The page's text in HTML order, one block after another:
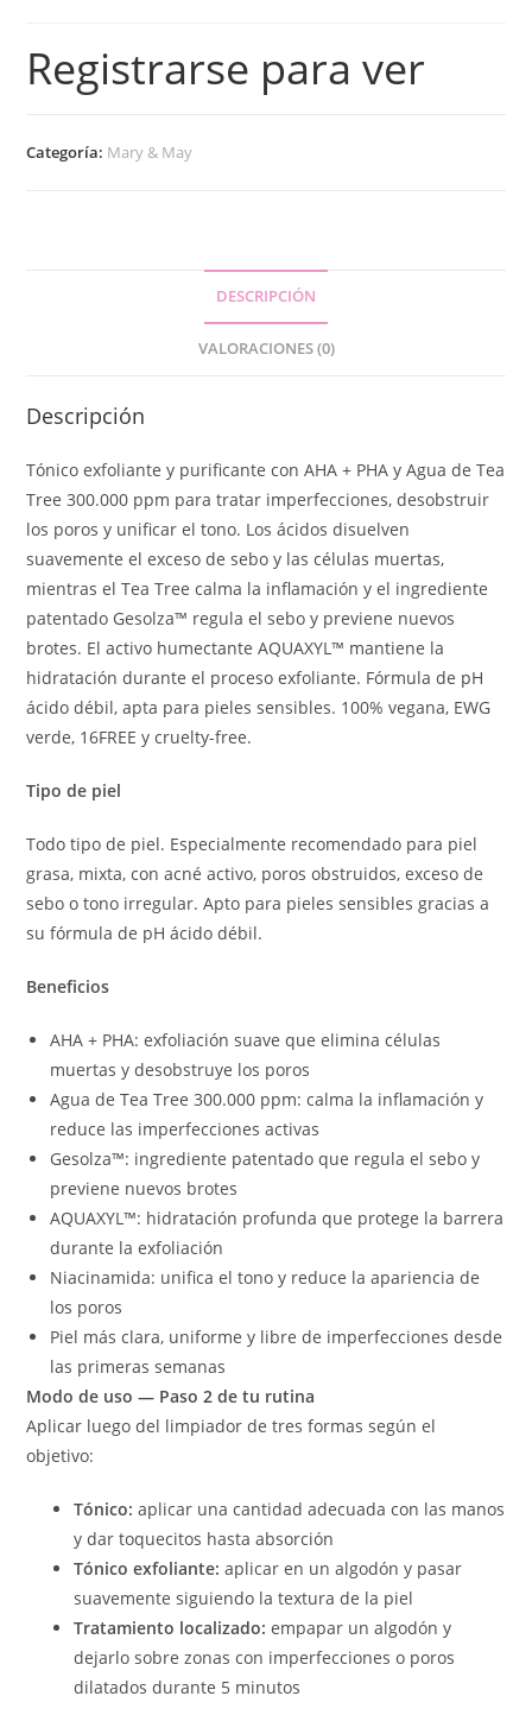
Registrarse para ver
Categoría: Mary & May
DESCRIPCIÓN
VALORACIONES (0)
Descripción
Tónico exfoliante y purificante con AHA + PHA y Agua de Tea
Tree 300.000 ppm para tratar imperfecciones, desobstruir
los poros y unificar el tono. Los ácidos disuelven
suavemente el exceso de sebo y las células muertas,
mientras el Tea Tree calma la inflamación y el ingrediente
patentado Gesolza™ regula el sebo y previene nuevos
brotes. El activo humectante AQUAXYL™ mantiene la
hidratación durante el proceso exfoliante. Fórmula de pH
ácido débil, apta para pieles sensibles. 100% vegana, EWG
verde, 16FREE y cruelty-free.
Tipo de piel
Todo tipo de piel. Especialmente recomendado para piel
grasa, mixta, con acné activo, poros obstruidos, exceso de
sebo o tono irregular. Apto para pieles sensibles gracias a
su fórmula de pH ácido débil.
Beneficios
AHA + PHA: exfoliación suave que elimina células
muertas y desobstruye los poros
Agua de Tea Tree 300.000 ppm: calma la inflamación y
reduce las imperfecciones activas
Gesolza™: ingrediente patentado que regula el sebo y
previene nuevos brotes
AQUAXYL™: hidratación profunda que protege la barrera
durante la exfoliación
Niacinamida: unifica el tono y reduce la apariencia de
los poros
Piel más clara, uniforme y libre de imperfecciones desde
las primeras semanas
Modo de uso — Paso 2 de tu rutina
Aplicar luego del limpiador de tres formas según el
objetivo:
Tónico: aplicar una cantidad adecuada con las manos
y dar toquecitos hasta absorción
Tónico exfoliante: aplicar en un algodón y pasar
suavemente siguiendo la textura de la piel
Tratamiento localizado: empapar un algodón y
dejarlo sobre zonas con imperfecciones o poros
dilatados durante 5 minutos